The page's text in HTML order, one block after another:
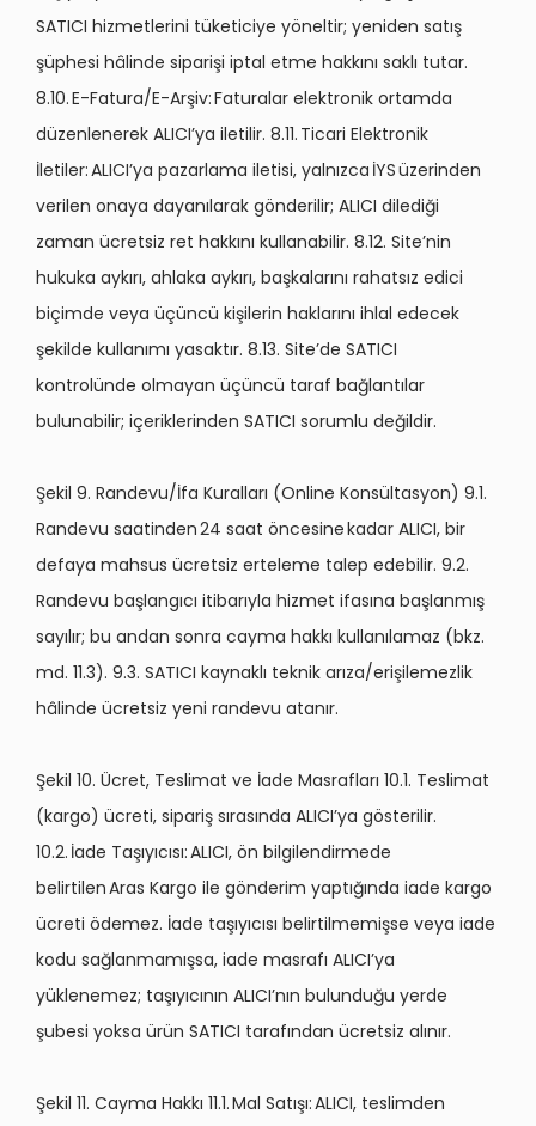
SATICI hizmetlerini tüketiciye yöneltir; yeniden satış
şüphesi hâlinde siparişi iptal etme hakkını saklı tutar.
8.10. E-Fatura/E-Arşiv: Faturalar elektronik ortamda
düzenlenerek ALICI’ya iletilir. 8.11. Ticari Elektronik
İletiler: ALICI’ya pazarlama iletisi, yalnızca İYS üzerinden
verilen onaya dayanılarak gönderilir; ALICI dilediği
zaman ücretsiz ret hakkını kullanabilir. 8.12. Site’nin
hukuka aykırı, ahlaka aykırı, başkalarını rahatsız edici
biçimde veya üçüncü kişilerin haklarını ihlal edecek
şekilde kullanımı yasaktır. 8.13. Site’de SATICI
kontrolünde olmayan üçüncü taraf bağlantılar
bulunabilir; içeriklerinden SATICI sorumlu değildir.
Şekil 9. Randevu/İfa Kuralları (Online Konsültasyon) 9.1.
Randevu saatinden 24 saat öncesine kadar ALICI, bir
defaya mahsus ücretsiz erteleme talep edebilir. 9.2.
Randevu başlangıcı itibarıyla hizmet ifasına başlanmış
sayılır; bu andan sonra cayma hakkı kullanılamaz (bkz.
md. 11.3). 9.3. SATICI kaynaklı teknik arıza/erişilemezlik
hâlinde ücretsiz yeni randevu atanır.
Şekil 10. Ücret, Teslimat ve İade Masrafları 10.1. Teslimat
(kargo) ücreti, sipariş sırasında ALICI’ya gösterilir.
10.2. İade Taşıyıcısı: ALICI, ön bilgilendirmede
belirtilen Aras Kargo ile gönderim yaptığında iade kargo
ücreti ödemez. İade taşıyıcısı belirtilmemişse veya iade
kodu sağlanmamışsa, iade masrafı ALICI’ya
yüklenemez; taşıyıcının ALICI’nın bulunduğu yerde
şubesi yoksa ürün SATICI tarafından ücretsiz alınır.
Şekil 11. Cayma Hakkı 11.1. Mal Satışı: ALICI, teslimden